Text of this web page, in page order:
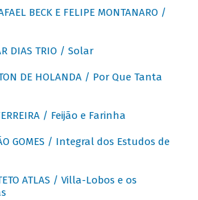
BECK E FELIPE MONTANARO /
DIAS TRIO / Solar
DE HOLANDA / Por Que Tanta
/ Feijão e Farinha
GOMES / Integral dos Estudos de
ATLAS / Villa-Lobos e os